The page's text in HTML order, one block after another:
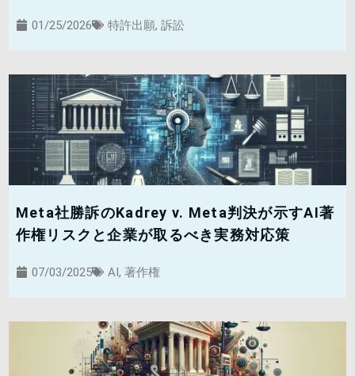
01/25/2026 特許出願, 訴訟
Meta社勝訴のKadrey v. Meta判決が示すAI著
作権リスクと企業が取るべき実務対応策
07/03/2025 AI, 著作権